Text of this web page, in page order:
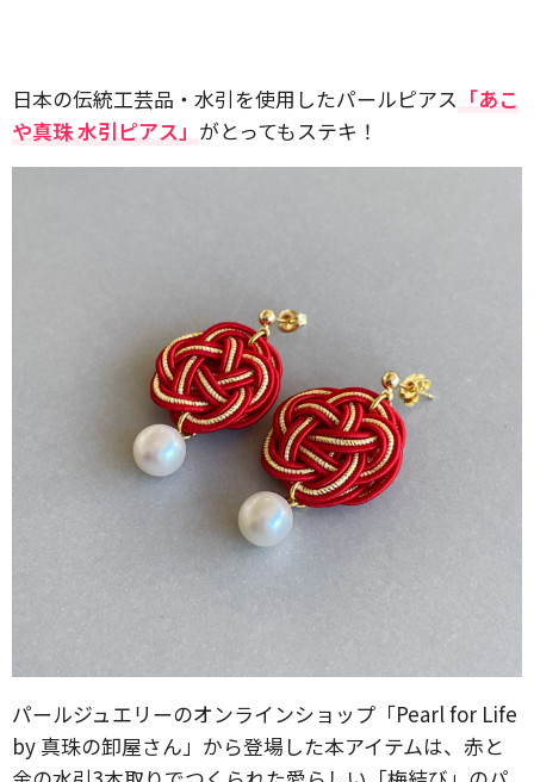
日本の伝統工芸品・水引を使用したパールピアス 「あこ
や真珠 水引ピアス」 がとってもステキ！
パールジュエリーのオンラインショップ「Pearl for Life
by 真珠の卸屋さん」から登場した本アイテムは、赤と